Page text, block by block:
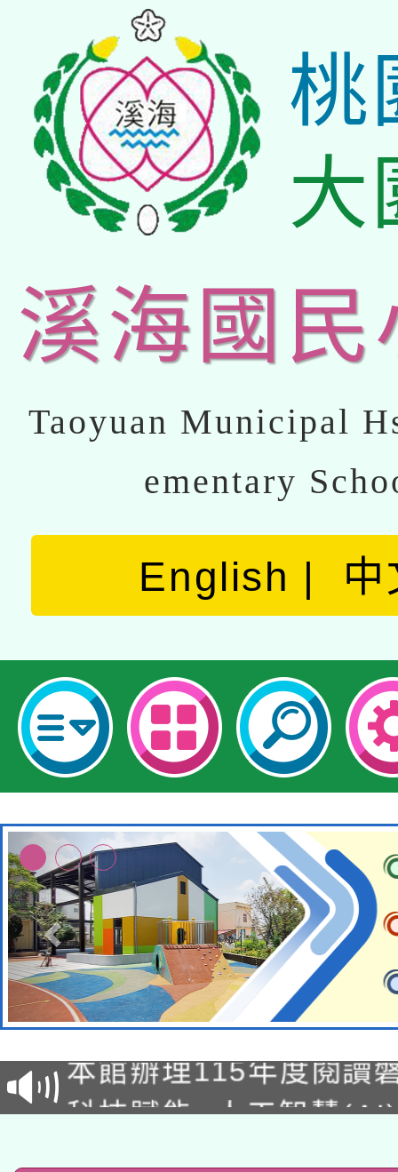
桃
大
溪海國民
Taoyuan Municipal
ementary
English 中
適應運動共學行動站研
本館辦理115年度閱讀
暨閱讀推動專業研習
科技賦能─人工智慧